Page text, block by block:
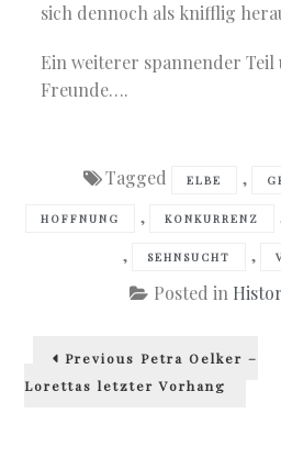
sich dennoch als knifflig
Ein weiterer spannender Teil
Freunde….
Tagged ELBE ,
HOFFNUNG , KONKURRENZ
, SEHNSUCHT ,
Posted in
Beitragsnavigation
Previous Previous
Petra Oelker –
Lorettas letzter Vorhang